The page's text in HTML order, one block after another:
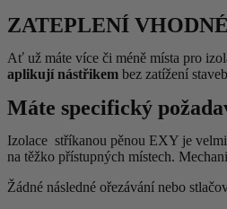
ZATEPLENÍ
Ať už máte více či méně místa pro
aplikují nástřikem bez zatížení
Máte specifický
Izolace stříkanou pěnou EXY je velmi
na těžko přístupných místech.
Žádné následné ořezávání nebo